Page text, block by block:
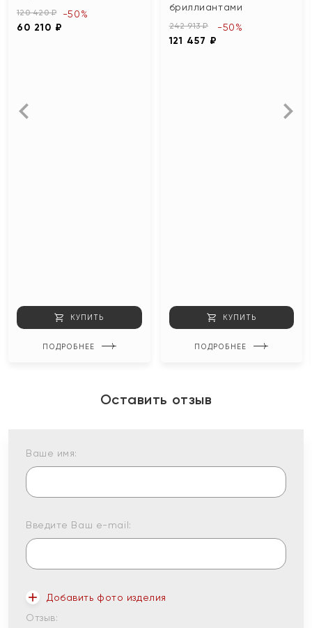
120 420 ₽
60 210 ₽
-50%
КУПИТЬ
ПОДРОБНЕЕ
бриллиантами
242 913 ₽
121 457 ₽
-50%
КУПИТЬ
ПОДРОБНЕЕ
Оставить отзыв
Ваше имя:
Введите Ваш e-mail:
Добавить фото изделия
Отзыв: